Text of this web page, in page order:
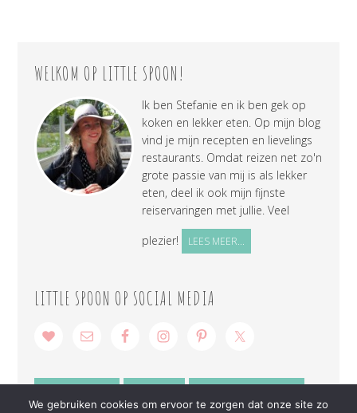
WELKOM OP LITTLE SPOON!
Ik ben Stefanie en ik ben gek op
koken en lekker eten. Op mijn blog
vind je mijn recepten en lievelings
restaurants. Omdat reizen net zo'n
grote passie van mij is als lekker
eten, deel ik ook mijn fijnste
reiservaringen met jullie. Veel
plezier!
LEES MEER...
LITTLE SPOON OP SOCIAL MEDIA
We gebruiken cookies om ervoor te zorgen dat onze site zo